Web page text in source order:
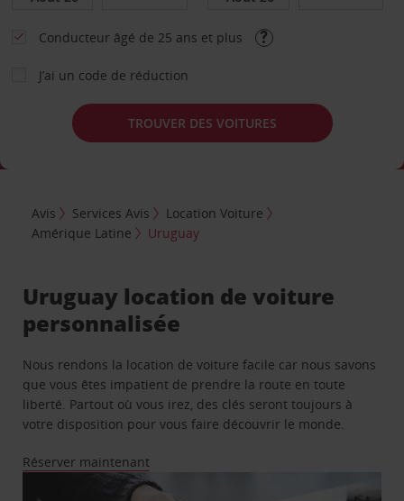
Conducteur âgé de 25 ans et plus
J’ai un code de réduction
TROUVER DES VOITURES
Avis Services Avis
Location Voiture
Amérique Latine
Uruguay
Uruguay location de voiture
personnalisée
Nous rendons la location de voiture facile car nous savons
que vous êtes impatient de prendre la route en toute
liberté. Partout où vous irez, des clés seront toujours à
votre disposition pour vous faire découvrir le monde.
Réserver maintenant